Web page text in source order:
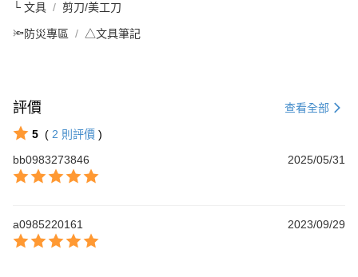
└ 文具 剪刀/美工刀
🔦防災專區 △文具筆記
評價 查看全部
5 ( 2 則評價 )
bb0983273846
2025/05/31
a0985220161 2023/09/29